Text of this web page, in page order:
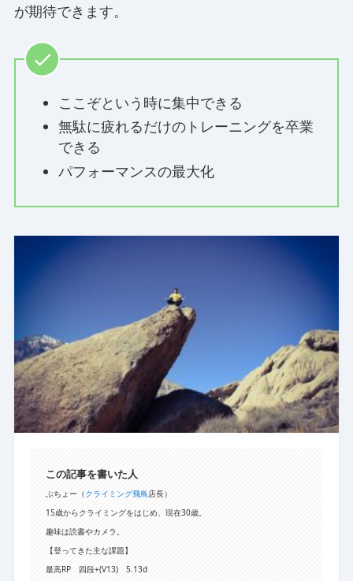
が期待できます。
ここぞという時に集中できる
無駄に疲れるだけのトレーニングを卒業
できる
パフォーマンスの最大化
この記事を書いた人
ぶちょー（クライミング飛鳥店長）
15歳からクライミングをはじめ、現在30歳。
趣味は読書やカメラ。
【登ってきた主な課題】
最高RP 四段+(V13) 5.13d